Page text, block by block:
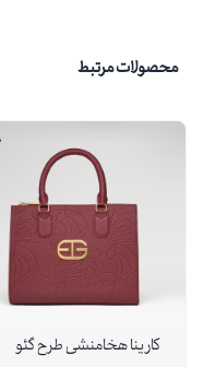
محصولات مرتبط
کارینا هخامنشی طرح گئو